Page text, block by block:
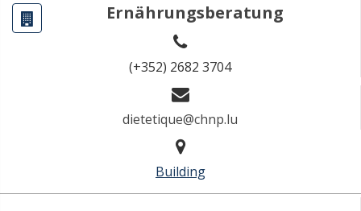
Ernährungsberatung
(+352) 2682 3704
dietetique@chnp.lu
Building